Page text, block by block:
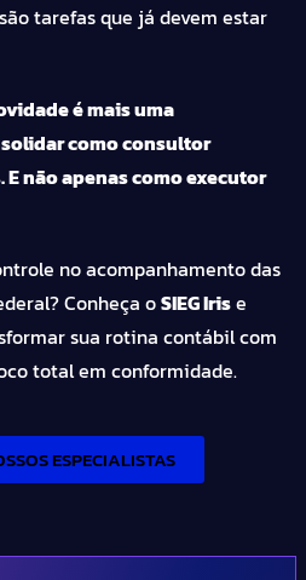
tarefas que já devem estar
é mais uma
como consultor
não apenas como executor
no acompanhamento das
Conheça oSIEG Irise
sua rotina contábil com
total em conformidade.
ESPECIALISTAS